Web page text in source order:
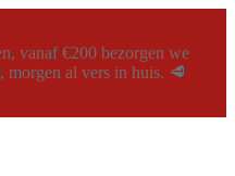
vanaf €200 bezorgen we
morgen al vers in huis. 🥩